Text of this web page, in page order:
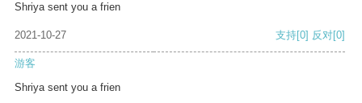
Shriya sent you a frien
2021-10-27 支持[0] 反对[0]
游客
Shriya sent you a frien